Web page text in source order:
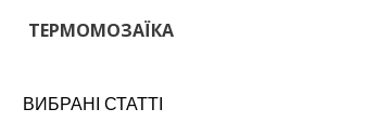
ТЕРМОМОЗАЇКА
ВИБРАНІ СТАТТІ